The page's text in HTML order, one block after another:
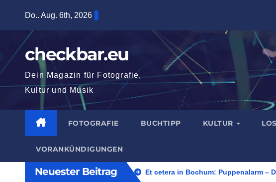
springen
Do.. Aug. 6th, 2026
checkbar.eu
Dein Magazin für Fotografie,
Kultur und Musik
FOTOGRAFIE BUCHTIPP KULTUR
VORANKÜNDIGUNGEN
Neuester Beitrag Et cetera in Bochum: Puppenalarm –